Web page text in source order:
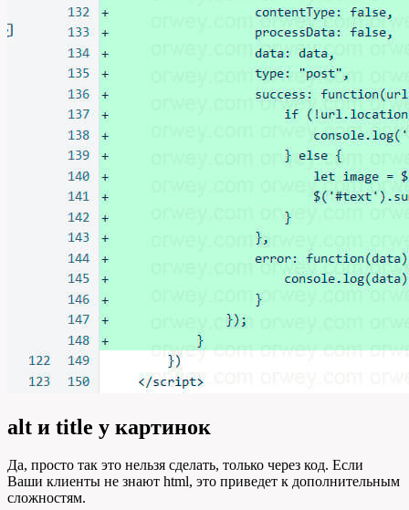
alt и title у картинок
Да, просто так это нельзя сделать, только через код. Если
Ваши клиенты не знают html, это приведет к дополнительным
сложностям.